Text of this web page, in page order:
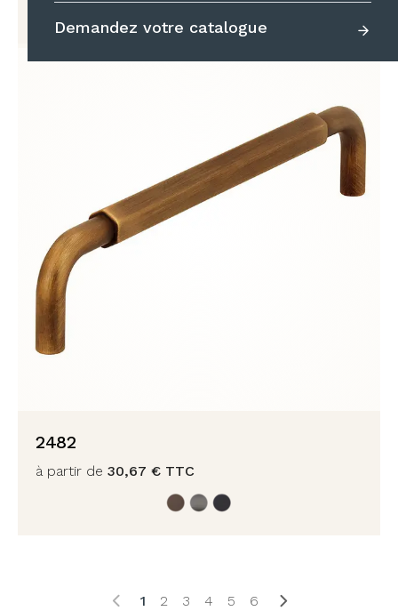
2482
à partir de 30,67 € TTC
1 2 3 4 5 6
Demandez votre catalogue